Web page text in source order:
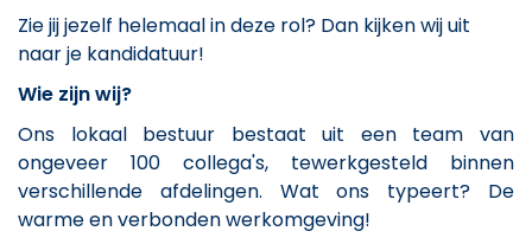
Zie jij jezelf helemaal in deze rol? Dan kijken wij uit
naar je kandidatuur!
Wie zijn wij?
Ons lokaal bestuur bestaat uit een team van
ongeveer 100 collega's, tewerkgesteld binnen
verschillende afdelingen. Wat ons typeert? De
warme en verbonden werkomgeving!